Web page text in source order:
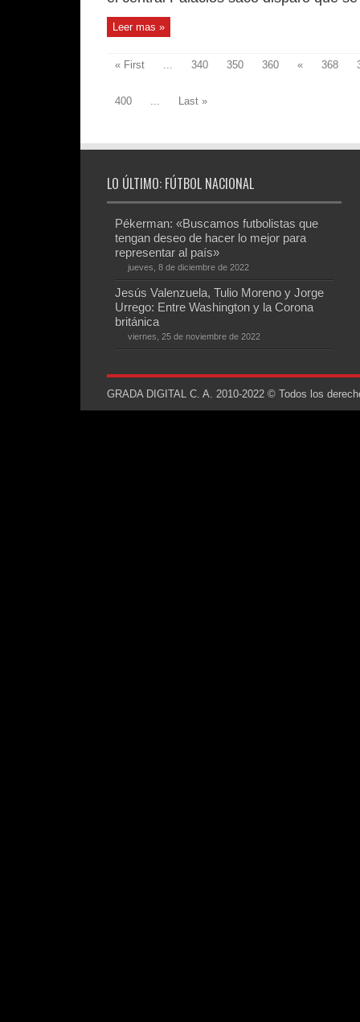
Leer mas »
« First 340 350 360 « 368
400 Last »
LO ÚLTIMO: FÚTBOL NACIONAL
Pékerman: «Buscamos futbolistas que
tengan deseo de hacer lo mejor para
representar al país»
jueves, 8 de diciembre de 2022
Jesús Valenzuela, Tulio Moreno y Jorge
Urrego: Entre Washington y la Corona
británica
viernes, 25 de noviembre de 2022
GRADA DIGITAL C. A. 2010-2022 © Todos los